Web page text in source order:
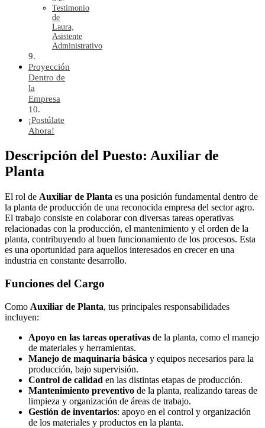
Testimonio
de
Laura,
Asistente
Administrativo
Proyección
Dentro de
la
Empresa
¡Postúlate
Ahora!
Descripción del Puesto: Auxiliar de
Planta
El rol de Auxiliar de Planta es una posición fundamental dentro de
la planta de producción de una reconocida empresa del sector agro.
El trabajo consiste en colaborar con diversas tareas operativas
relacionadas con la producción, el mantenimiento y el orden de la
planta, contribuyendo al buen funcionamiento de los procesos. Esta
es una oportunidad para aquellos interesados en crecer en una
industria en constante desarrollo.
Funciones del Cargo
Como Auxiliar de Planta, tus principales responsabilidades
incluyen:
Apoyo en las tareas operativas de la planta, como el manejo
de materiales y herramientas.
Manejo de maquinaria básica y equipos necesarios para la
producción, bajo supervisión.
Control de calidad en las distintas etapas de producción.
Mantenimiento preventivo de la planta, realizando tareas de
limpieza y organización de áreas de trabajo.
Gestión de inventarios: apoyo en el control y organización
de los materiales y productos en la planta.